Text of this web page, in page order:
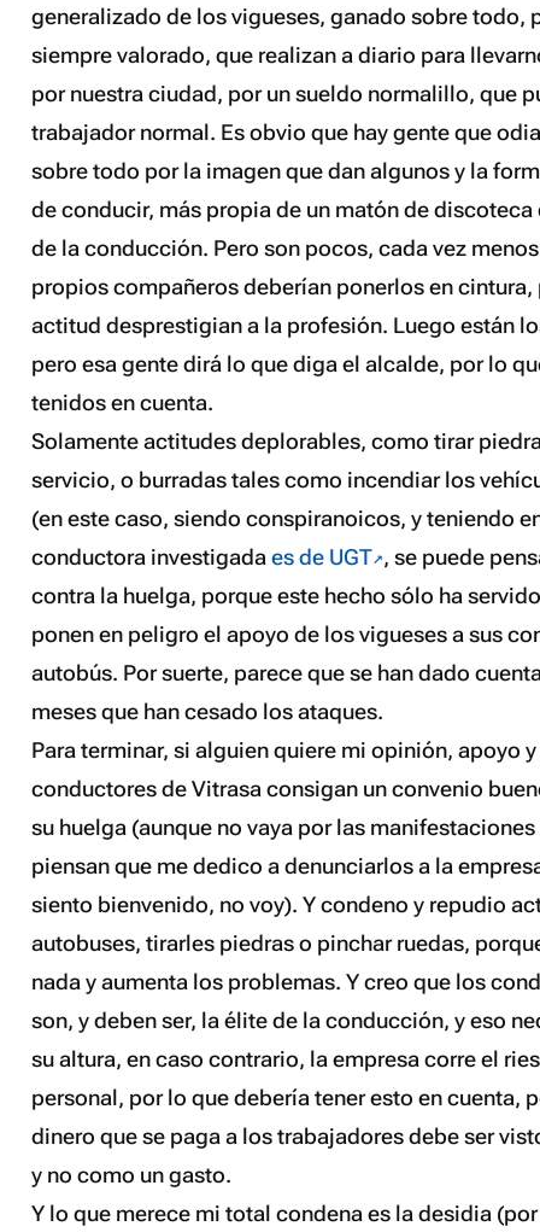
generalizado de los vigueses, ganado sobre todo,
siempre valorado, que realizan a diario para
por nuestra ciudad, por un sueldo normalillo, que
trabajador normal. Es obvio que hay gente que
sobre todo por la imagen que dan algunos y la
de conducir, más propia de un matón de
de la conducción. Pero son pocos, cada vez
propios compañeros deberían ponerlos en cintura,
actitud desprestigian a la profesión. Luego están
pero esa gente dirá lo que diga el alcalde, por lo
tenidos en cuenta.
Solamente actitudes deplorables, como tirar
servicio, o burradas tales como incendiar los
(en este caso, siendo conspiranoicos, y teniendo
conductora investigadaes de UGT , se puede
contra la huelga, porque este hecho sólo ha
ponen en peligro el apoyo de los vigueses a sus
autobús. Por suerte, parece que se han dado
meses que han cesado los ataques.
Para terminar, si alguien quiere mi opinión, apoyo
conductores de Vitrasa consigan un convenio
su huelga (aunque no vaya por las
piensan que me dedico a denunciarlos a la
siento bienvenido, no voy). Y condeno y repudio
autobuses, tirarles piedras o pinchar ruedas,
nada y aumenta los problemas. Y creo que los
son, y deben ser, la élite de la conducción, y eso
su altura, en caso contrario, la empresa corre el
personal, por lo que debería tener esto en cuenta,
dinero que se paga a los trabajadores debe ser
y no como un gasto.
Y lo que merece mi total condena es la desidia